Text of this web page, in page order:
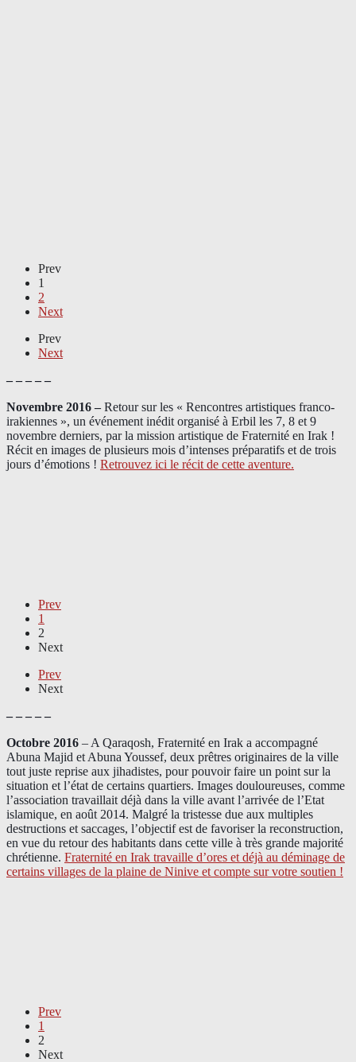
Prev
1
2
Next
Prev
Next
– – – – –
Novembre 2016 – Retour sur les « Rencontres artistiques franco-
irakiennes », un événement inédit organisé à Erbil les 7, 8 et 9
novembre derniers, par la mission artistique de Fraternité en Irak !
Récit en images de plusieurs mois d’intenses préparatifs et de trois
jours d’émotions ! Retrouvez ici le récit de cette aventure.
Prev
1
2
Next
Prev
Next
– – – – –
Octobre 2016 – A Qaraqosh, Fraternité en Irak a accompagné
Abuna Majid et Abuna Youssef, deux prêtres originaires de la ville
tout juste reprise aux jihadistes, pour pouvoir faire un point sur la
situation et l’état de certains quartiers. Images douloureuses, comme
l’association travaillait déjà dans la ville avant l’arrivée de l’Etat
islamique, en août 2014. Malgré la tristesse due aux multiples
destructions et saccages, l’objectif est de favoriser la reconstruction,
en vue du retour des habitants dans cette ville à très grande majorité
chrétienne. Fraternité en Irak travaille d’ores et déjà au déminage de
certains villages de la plaine de Ninive et compte sur votre soutien !
Prev
1
2
Next